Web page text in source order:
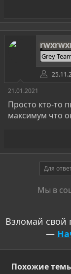
Grey
21.01.2021
Просто кто-то
максимум что
Для
Мы в
Взломай свой
—
Похожие